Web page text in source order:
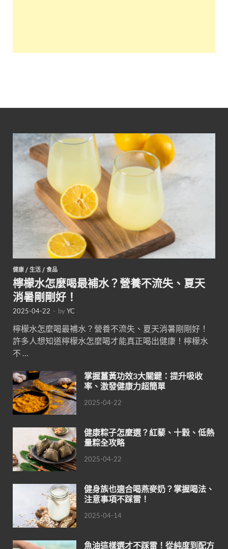
健康 / 生活 / 食品
檸檬水怎麼喝最補水？營養不流失、夏天
消暑剛剛好！
2025-04-22 - byYC
檸檬水怎麼喝最補水？營養不流失、夏天消暑剛剛好！
許多人想知道檸檬水怎麼喝才能真正喝出健康！檸檬水
不 …
掌握薑黃功效3大關鍵：提升吸收
率、激發健康力超簡單
2025-04-22
健康粽子怎麼選？紅藜、十穀、低熱
量粽全攻略
2025-04-22
健身族也適合喝燕麥奶？掌握喝法、
注意事項不踩雷！
2025-04-14
魚油這樣選才不踩雷！從純度到配方